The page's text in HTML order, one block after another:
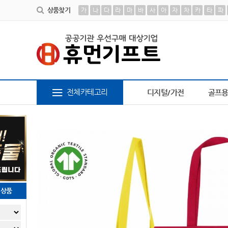
상품찾기 가 나 다 라 마 바 사 아 자 차 카 타 파
6 AP-100413
전체카테고리 디지털/가전 골프
품